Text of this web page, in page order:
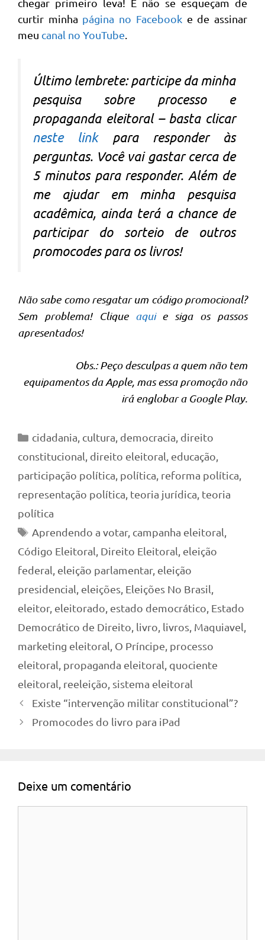
chegar primeiro leva! E não se esqueçam de
curtir minha página no Facebooke de assinar
meu canal no YouTube
Último lembrete: participe da minha
pesquisa sobre processo e
propaganda eleitoral – basta clicar
neste linkpara responder às
perguntas. Você vai gastar cerca de
5 minutos para responder. Além de
me ajudar em minha pesquisa
acadêmica, ainda terá a chance de
participar do sorteio de outros
promocodes para os livros!
Não sabe como resgatar um código promocional?
Sem problema! Clique aquie siga os passos
apresentados!
Obs.: Peço desculpas a quem não tem
equipamentos da Apple, mas essa promoção não
irá englobar a Google Play.
Categorias
cidadania, cultura, democracia, direito
constitucional, direito eleitoral, educação,
participação política, política, reforma política,
representação política, teoria jurídica, teoria
política
Tags
Aprendendo a votar, campanha eleitoral,
Código Eleitoral, Direito Eleitoral, eleição
federal, eleição parlamentar, eleição
presidencial, eleições, Eleições No Brasil,
eleitor, eleitorado, estado democrático, Estado
Democrático de Direito, livro, livros, Maquiavel,
marketing eleitoral, O Príncipe, processo
eleitoral, propaganda eleitoral, quociente
eleitoral, reeleição, sistema eleitoral
Existe “intervenção militar constitucional”?
Promocodes do livro para iPad
Deixe um comentário